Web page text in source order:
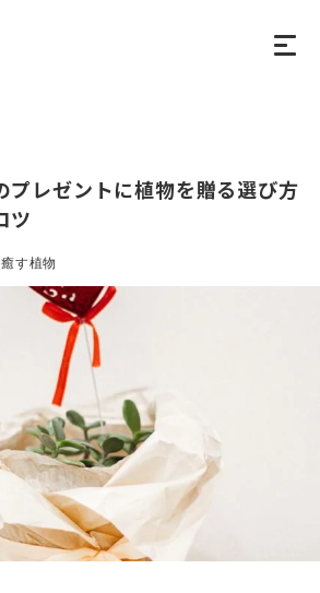
プレゼントに植物を贈る選び方
ツ
す植物